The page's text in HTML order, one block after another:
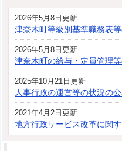
2026年5月8日更新
津奈木町等級別基準職務表
2026年5月8日更新
津奈木町の給与・定員管理
2025年10月21日更新
人事行政の運営等の状況の
2021年4月2日更新
地方行政サービス改革に関